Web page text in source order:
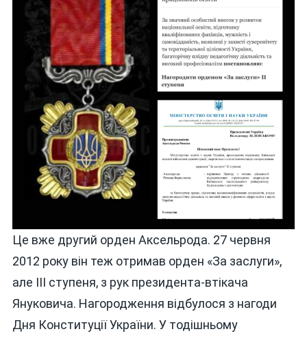
Це вже другий орден Аксельрода. 27 червня
2012 року він теж отримав орден «За заслуги»,
але ІІІ ступеня, з рук президента-втікача
Януковича. Нагородження відбулося з нагоди
Дня Конституції України. У тодішньому